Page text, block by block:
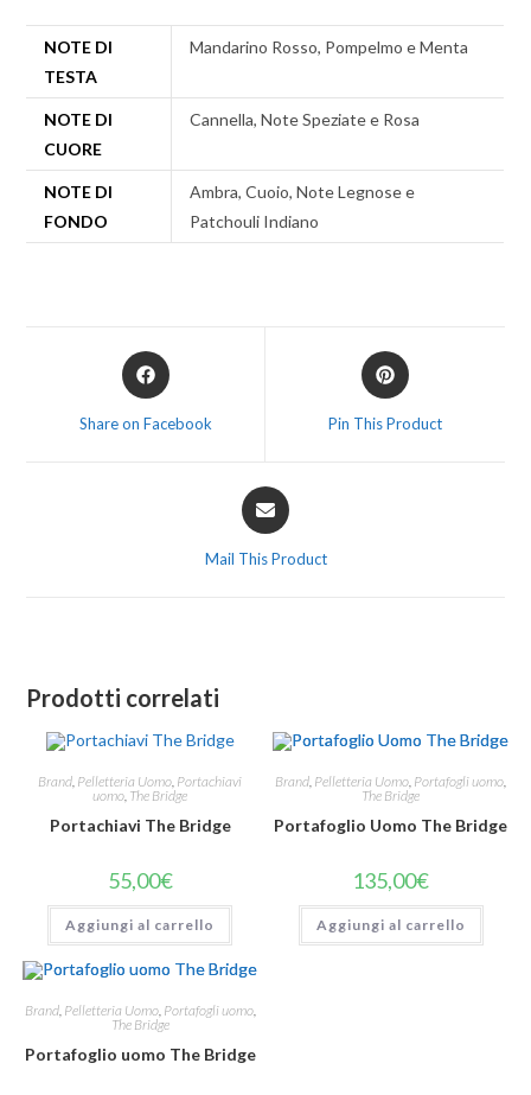
NOTE DI
TESTA
Mandarino Rosso, Pompelmo e Menta
NOTE DI
CUORE
Cannella, Note Speziate e Rosa
NOTE DI
FONDO
Ambra, Cuoio, Note Legnose e
Patchouli Indiano
Share on Facebook Pin This Product
Mail This Product
Prodotti correlati
Brand, Pelletteria Uomo, Portachiavi
uomo, The Bridge
Portachiavi The Bridge
55,00€
Aggiungi al carrello
Brand, Pelletteria Uomo, Portafogli uomo,
The Bridge
Portafoglio Uomo The Bridge
135,00€
Aggiungi al carrello
Brand, Pelletteria Uomo, Portafogli uomo,
The Bridge
Portafoglio uomo The Bridge